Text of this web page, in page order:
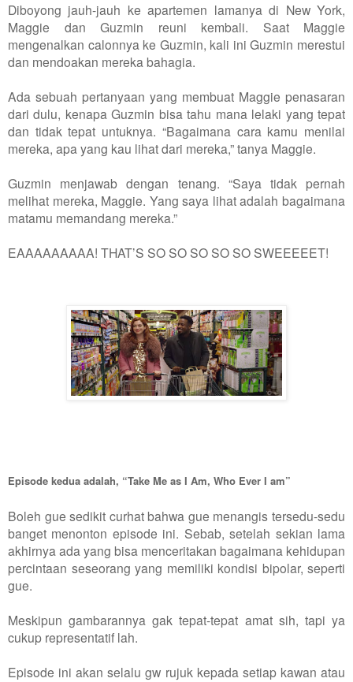
Diboyong jauh-jauh ke apartemen lamanya di New York,
Maggie dan Guzmin reuni kembali. Saat Maggie
mengenalkan calonnya ke Guzmin, kali ini Guzmin merestui
dan mendoakan mereka bahagia.
Ada sebuah pertanyaan yang membuat Maggie penasaran
dari dulu, kenapa Guzmin bisa tahu mana lelaki yang tepat
dan tidak tepat untuknya. “Bagaimana cara kamu menilai
mereka, apa yang kau lihat dari mereka,” tanya Maggie.
Guzmin menjawab dengan tenang. “Saya tidak pernah
melihat mereka, Maggie. Yang saya lihat adalah bagaimana
matamu memandang mereka.”
EAAAAAAAAA! THAT’S SO SO SO SO SO SWEEEEET!
Episode kedua adalah, “Take Me as I Am, Who Ever I am”
Boleh gue sedikit curhat bahwa gue menangis tersedu-sedu
banget menonton episode ini. Sebab, setelah sekian lama
akhirnya ada yang bisa menceritakan bagaimana kehidupan
percintaan seseorang yang memiliki kondisi bipolar, seperti
gue.
Meskipun gambarannya gak tepat-tepat amat sih, tapi ya
cukup representatif lah.
Episode ini akan selalu gw rujuk kepada setiap kawan atau